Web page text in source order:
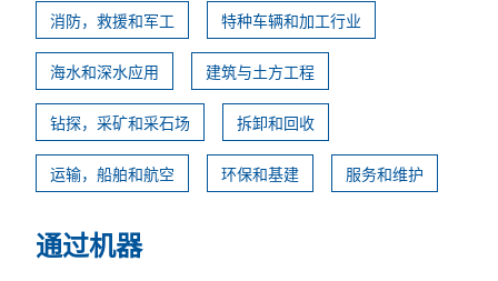
消防，救援和军工 特种车辆和加工行业
海水和深水应用 建筑与土方工程
钻探，采矿和采石场 拆卸和回收
运输，船舶和航空 环保和基建 服务和维护
通过机器